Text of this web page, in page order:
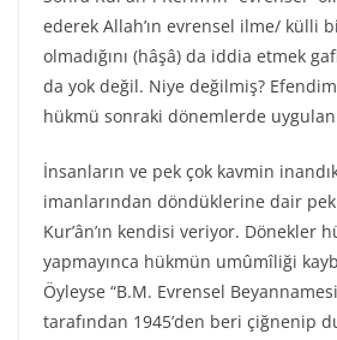
ederek Allah’ın evrensel ilme/ külli
olmadığını (hâşâ) da iddia etmek
da yok değil. Niye değilmiş?
hükmü sonraki dönemlerde
İnsanların ve pek çok kavmin
imanlarından döndüklerine dair
Kur’ân’ın kendisi veriyor. Dönekler
yapmayınca hükmün umûmîliği
Öyleyse “B.M. Evrensel
tarafından 1945’den beri çiğnenip